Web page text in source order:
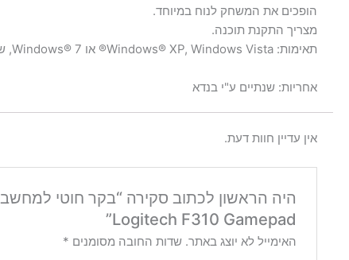
הופכים את המשחק לנוח במיוחד.
מצריך התקנת תוכנה.
תאימות: Windows® XP, Windows Vista® או Windows® 7, שקע USB
אחריות: שנתיים ע"י בנדא
אין עדיין חוות דעת.
היה הראשון לכתוב סקירה “בקר חוטי למחשב
Logitech F310 Gamepad”
האימייל לא יוצג באתר. שדות החובה מסומנים *